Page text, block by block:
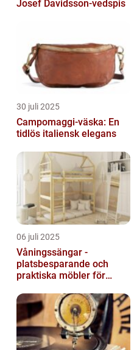
Josef Davidsson-vedspis
30 juli 2025
Campomaggi-väska: En
tidlös italiensk elegans
06 juli 2025
Våningssängar -
platsbesparande och
praktiska möbler för